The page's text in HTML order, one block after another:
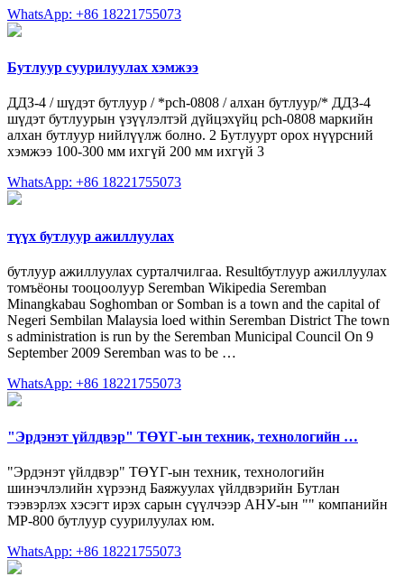
WhatsApp: +86 18221755073
Бутлуур суурилуулах хэмжээ
ДДЗ-4 / шүдэт бутлуур / *pch-0808 / алхан бутлуур/* ДДЗ-4
шүдэт бутлуурын үзүүлэлтэй дүйцэхүйц pch-0808 маркийн
алхан бутлуур нийлүүлж болно. 2 Бутлуурт орох нүүрсний
хэмжээ 100-300 мм ихгүй 200 мм ихгүй 3
WhatsApp: +86 18221755073
түүх бутлуур ажиллуулах
бутлуур ажиллуулах сурталчилгаа. Resultбутлуур ажиллуулах
томъёоны тооцоолуур Seremban Wikipedia Seremban
Minangkabau Soghomban or Somban is a town and the capital of
Negeri Sembilan Malaysia loed within Seremban District The town
s administration is run by the Seremban Municipal Council On 9
September 2009 Seremban was to be …
WhatsApp: +86 18221755073
"Эрдэнэт үйлдвэр" ТӨҮГ-ын техник, технологийн …
"Эрдэнэт үйлдвэр" ТӨҮГ-ын техник, технологийн
шинэчлэлийн хүрээнд Баяжуулах үйлдвэрийн Бутлан
тээвэрлэх хэсэгт ирэх сарын сүүлчээр АНУ-ын "" компанийн
МР-800 бутлуур суурилуулах юм.
WhatsApp: +86 18221755073